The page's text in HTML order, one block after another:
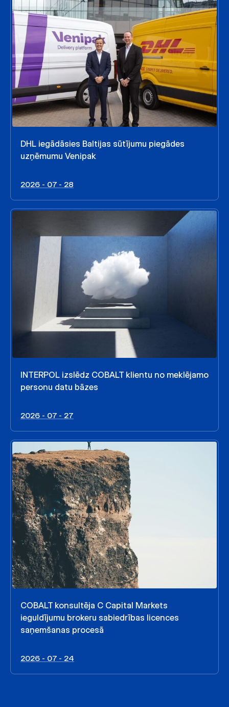
DHL iegādāsies Baltijas sūtījumu piegādes
uzņēmumu Venipak
2026 - 07 - 28
INTERPOL izslēdz COBALT klientu no meklējamo
personu datu bāzes
2026 - 07 - 27
COBALT konsultēja C Capital Markets
ieguldījumu brokeru sabiedrības licences
saņemšanas procesā
2026 - 07 - 24